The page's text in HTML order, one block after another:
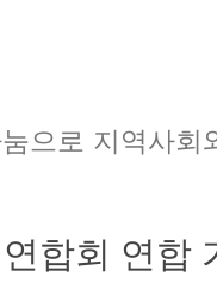
으로 지역사
합회 연합